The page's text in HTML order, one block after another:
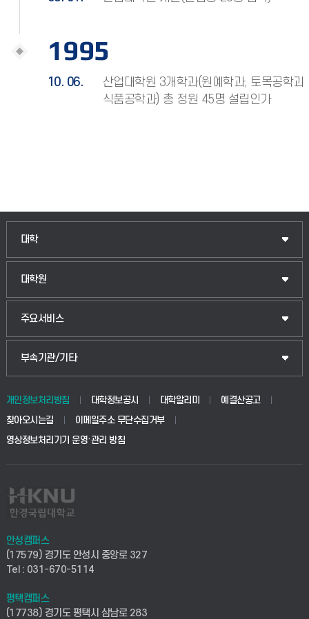
1995
10. 06.
산업대학원 3개학과(원예학과, 토목공학과,
식품공학과) 총 정원 45명 설립인가
대학
인문융합공공인재학부
법경영학부
생명공학부
사회안전시스템공학부
컴퓨터응용수학부
ICT로봇기계공학부
대학원
일반대학원
산업대학원
공공정책대학원
교육대학원
주요서비스
입학안내
웹메일
학사시스템(전문학사 및 전공심화)
사이버캠퍼스(전문학사 및 전공심화)
시설바로처리서비스
연구실안전관리시스템
산학연구관리시스템
부속기관/기타
중앙도서관
학생생활관(안성)
산학협력단
취업지원센터
창업지원센터
현장실습지원센터
개인정보처리방침 대학정보공시 대학알리미
예결산공고
찾아오시는길
이메일주소 무단수집거부
영상정보처리기기 운영·관리 방침
안성캠퍼스
(17579) 경기도 안성시 중앙로 327
Tel : 031-670-5114
평택캠퍼스
(17738) 경기도 평택시 삼남로 283